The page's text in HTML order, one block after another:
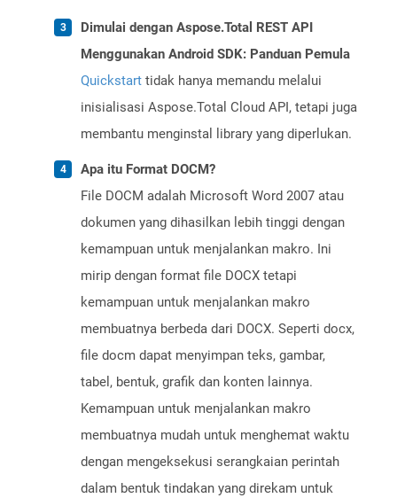
Dimulai dengan Aspose.Total REST API
Menggunakan Android SDK: Panduan Pemula
Quickstart tidak hanya memandu melalui
inisialisasi Aspose.Total Cloud API, tetapi juga
membantu menginstal library yang diperlukan.
Apa itu Format DOCM?
File DOCM adalah Microsoft Word 2007 atau
dokumen yang dihasilkan lebih tinggi dengan
kemampuan untuk menjalankan makro. Ini
mirip dengan format file DOCX tetapi
kemampuan untuk menjalankan makro
membuatnya berbeda dari DOCX. Seperti docx,
file docm dapat menyimpan teks, gambar,
tabel, bentuk, grafik dan konten lainnya.
Kemampuan untuk menjalankan makro
membuatnya mudah untuk menghemat waktu
dengan mengeksekusi serangkaian perintah
dalam bentuk tindakan yang direkam untuk